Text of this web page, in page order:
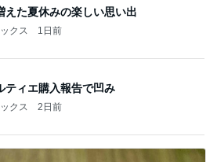
えた夏休みの楽しい思い出
クス 1日前
ティエ購入報告で凹み
クス 2日前